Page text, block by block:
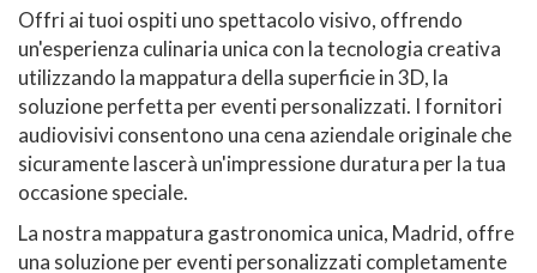
Offri ai tuoi ospiti uno spettacolo visivo, offrendo
un'esperienza culinaria unica con la tecnologia creativa
utilizzando la mappatura della superficie in 3D, la
soluzione perfetta per eventi personalizzati. I fornitori
audiovisivi consentono una cena aziendale originale che
sicuramente lascerà un'impressione duratura per la tua
occasione speciale.
La nostra mappatura gastronomica unica, Madrid, offre
una soluzione per eventi personalizzati completamente